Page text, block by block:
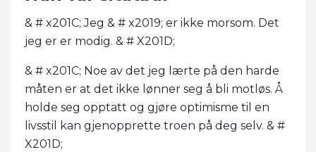
& # x201C; Jeg & # x2019; er ikke morsom. Det
jeg er er modig. & # X201D;
& # x201C; Noe av det jeg lærte på den harde
måten er at det ikke lønner seg å bli motløs. Å
holde seg opptatt og gjøre optimisme til en
livsstil kan gjenopprette troen på deg selv. & #
X201D;